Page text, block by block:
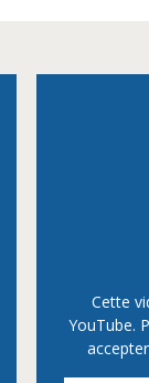
Cette
YouTube.